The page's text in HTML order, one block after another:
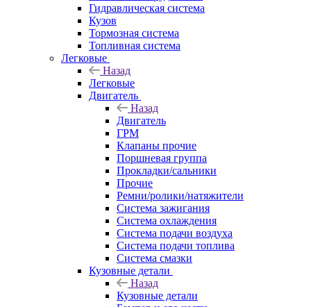
Гидравлическая система
Кузов
Тормозная система
Топливная система
Легковые
Назад
Легковые
Двигатель
Назад
Двигатель
ГРМ
Клапаны прочие
Поршневая группа
Прокладки/сальники
Прочие
Ремни/ролики/натяжители
Система зажигания
Система охлаждения
Система подачи воздуха
Система подачи топлива
Система смазки
Кузовные детали
Назад
Кузовные детали